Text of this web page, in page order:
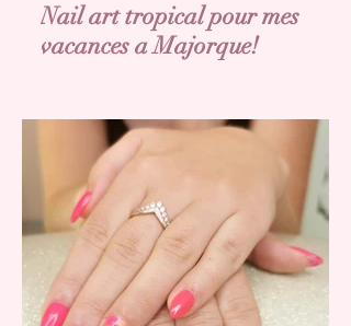
Nail art tropical pour mes
vacances a Majorque!